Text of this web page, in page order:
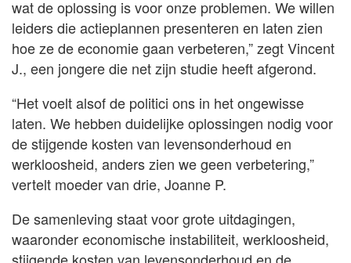
wat de oplossing is voor onze problemen. We willen
leiders die actieplannen presenteren en laten zien
hoe ze de economie gaan verbeteren,” zegt Vincent
J., een jongere die net zijn studie heeft afgerond.
“Het voelt alsof de politici ons in het ongewisse
laten. We hebben duidelijke oplossingen nodig voor
de stijgende kosten van levensonderhoud en
werkloosheid, anders zien we geen verbetering,”
vertelt moeder van drie, Joanne P.
De samenleving staat voor grote uitdagingen,
waaronder economische instabiliteit, werkloosheid,